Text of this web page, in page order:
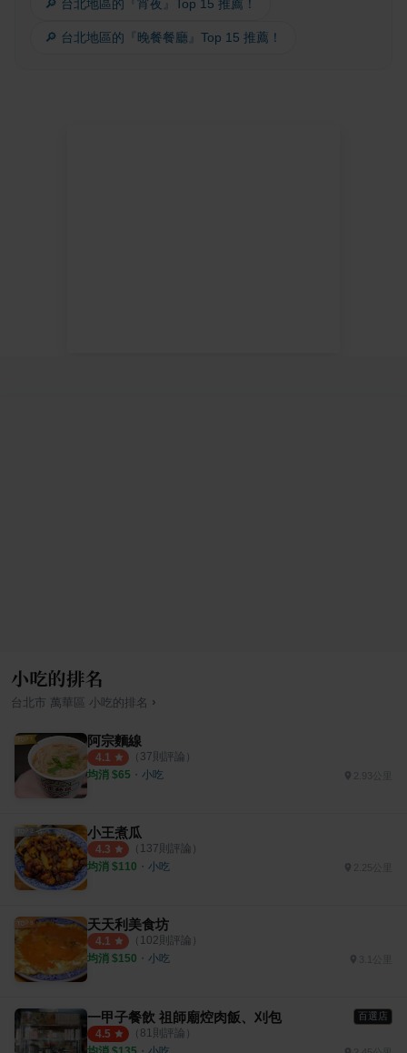
🔎 台北地區的『宵夜』Top 15 推薦！
🔎 台北地區的『晚餐餐廳』Top 15 推薦！
小吃的排名
台北市 萬華區 小吃 的排名 ›
阿宗麵線
4.1 （ 37則評論）
均消 $65 ・ 小吃
小王煮瓜
4.3 （ 137則評論）
均消 $110 ・ 小吃 2.25公里
天天利美食坊
4.1 （ 102則評論）
均消 $150 ・ 小吃
一甲子餐飲 祖師廟焢肉飯、刈包 百選店
4.5 （ 81則評論）